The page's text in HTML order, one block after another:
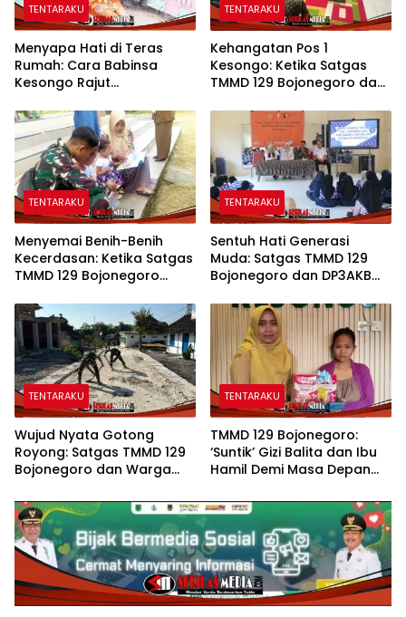
TENTARAKU
Menyapa Hati di Teras
Rumah: Cara Babinsa
Kesongo Rajut
Bojonegoro
TENTARAKU
Kehangatan Pos 1
Kesongo: Ketika Satgas
TMMD 129 Bojonegoro dan
Sekat
TENTARAKU
Menyemai Benih-Benih
Kecerdasan: Ketika Satgas
TMMD 129 Bojonegoro
Anak-Anak Kesongo
TENTARAKU
Sentuh Hati Generasi
Muda: Satgas TMMD 129
Bojonegoro dan DP3AKB
Kesehatan Reproduksi di
Kesongo
TENTARAKU
Wujud Nyata Gotong
Royong: Satgas TMMD 129
Bojonegoro dan Warga
Drainase demi Keawetan
Jalan Desa
TENTARAKU
TMMD 129 Bojonegoro:
‘Suntik’ Gizi Balita dan Ibu
Hamil Demi Masa Depan